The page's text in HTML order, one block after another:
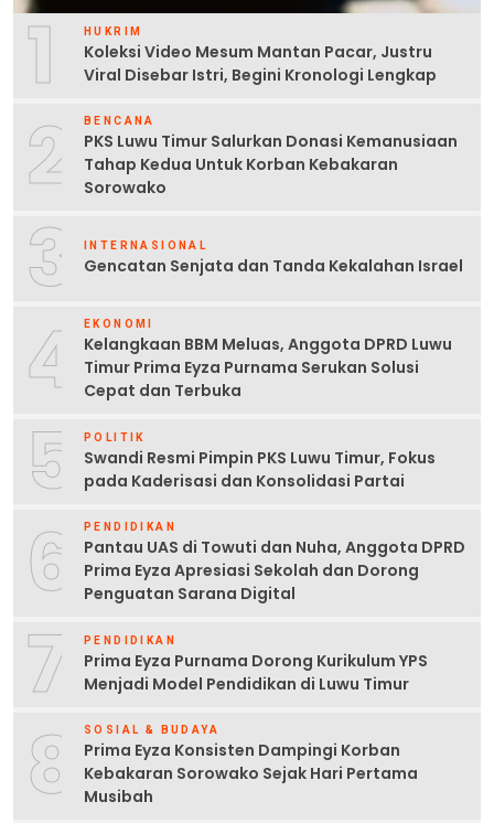
1 HUKRIM
Koleksi Video Mesum Mantan Pacar, Justru
Viral Disebar Istri, Begini Kronologi Lengkap
2 BENCANA
PKS Luwu Timur Salurkan Donasi Kemanusiaan
Tahap Kedua Untuk Korban Kebakaran
Sorowako
3 INTERNASIONAL
Gencatan Senjata dan Tanda Kekalahan Israel
4 EKONOMI
Kelangkaan BBM Meluas, Anggota DPRD Luwu
Timur Prima Eyza Purnama Serukan Solusi
Cepat dan Terbuka
5 POLITIK
Swandi Resmi Pimpin PKS Luwu Timur, Fokus
pada Kaderisasi dan Konsolidasi Partai
6 PENDIDIKAN
Pantau UAS di Towuti dan Nuha, Anggota DPRD
Prima Eyza Apresiasi Sekolah dan Dorong
Penguatan Sarana Digital
7 PENDIDIKAN
Prima Eyza Purnama Dorong Kurikulum YPS
Menjadi Model Pendidikan di Luwu Timur
8 SOSIAL & BUDAYA
Prima Eyza Konsisten Dampingi Korban
Kebakaran Sorowako Sejak Hari Pertama
Musibah